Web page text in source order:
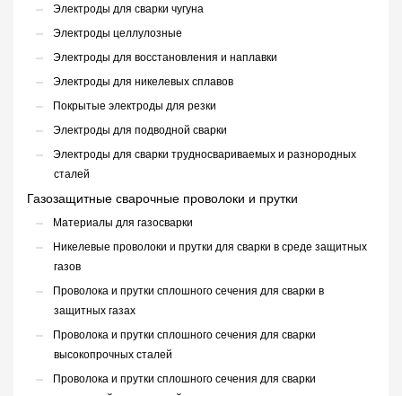
Электроды для сварки чугуна
Электроды целлулозные
Электроды для восстановления и наплавки
Электроды для никелевых сплавов
Покрытые электроды для резки
Электроды для подводной сварки
Электроды для сварки трудносвариваемых и разнородных
сталей
Газозащитные сварочные проволоки и прутки
Материалы для газосварки
Никелевые проволоки и прутки для сварки в среде защитных
газов
Проволока и прутки сплошного сечения для сварки в
защитных газах
Проволока и прутки сплошного сечения для сварки
высокопрочных сталей
Проволока и прутки сплошного сечения для сварки